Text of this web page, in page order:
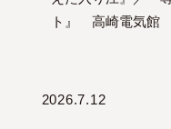
ト』 高崎電気館
2026.7.12